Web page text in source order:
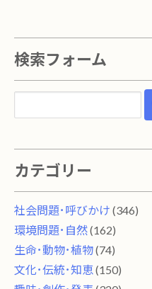
検索フォーム
カテゴリー
社会問題･呼びかけ (346)
環境問題･自然(162)
生命･動物･植物(74)
文化･伝統･知恵 (150)